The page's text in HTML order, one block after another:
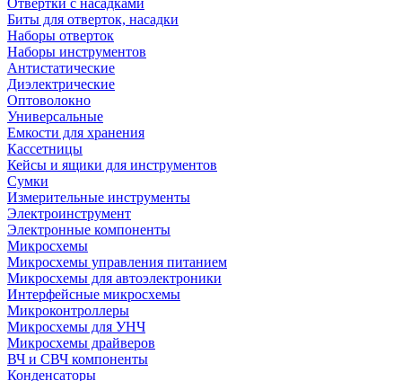
Отвертки с насадками
Биты для отверток, насадки
Наборы отверток
Наборы инструментов
Антистатические
Диэлектрические
Оптоволокно
Универсальные
Емкости для хранения
Кассетницы
Кейсы и ящики для инструментов
Сумки
Измерительные инструменты
Электроинструмент
Электронные компоненты
Микросхемы
Микросхемы управления питанием
Микросхемы для автоэлектроники
Интерфейсные микросхемы
Микроконтроллеры
Микросхемы для УНЧ
Микросхемы драйверов
ВЧ и СВЧ компоненты
Конденсаторы